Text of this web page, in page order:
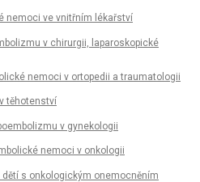
nemoci ve vnitřním lékařství
v chirurgii, laparoskopické
nemoci v ortopedii a traumatologii
těhotenství
v gynekologii
nemoci v onkologii
s onkologickým onemocněním